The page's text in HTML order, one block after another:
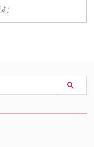
過酷なハリウッドで成功 …
ズ』を振り返る初の公式ドキ
ンタリー映画を制作中である
が明らかになった。2000年
、ドキュメンタリー映画『ある
リートの告発』で高い評価を
愛され続けてきた作品の魅力
む